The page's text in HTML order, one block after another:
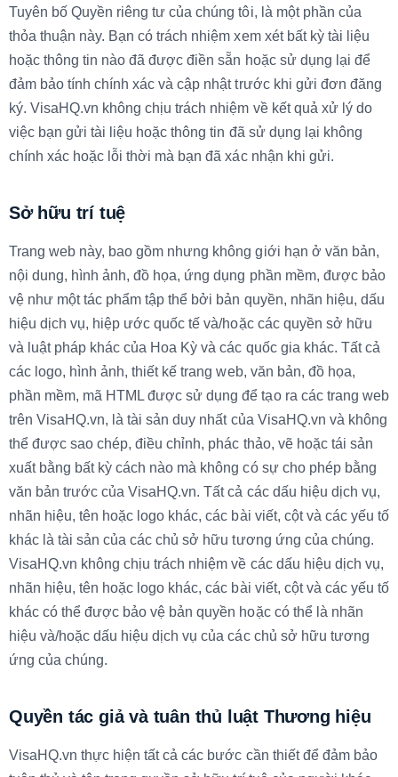
Tuyên bố Quyền riêng tư của chúng tôi, là một phần của
thỏa thuận này. Bạn có trách nhiệm xem xét bất kỳ tài liệu
hoặc thông tin nào đã được điền sẵn hoặc sử dụng lại để
đảm bảo tính chính xác và cập nhật trước khi gửi đơn đăng
ký. VisaHQ.vn không chịu trách nhiệm về kết quả xử lý do
việc bạn gửi tài liệu hoặc thông tin đã sử dụng lại không
chính xác hoặc lỗi thời mà bạn đã xác nhận khi gửi.
Sở hữu trí tuệ
Trang web này, bao gồm nhưng không giới hạn ở văn bản,
nội dung, hình ảnh, đồ họa, ứng dụng phần mềm, được bảo
vệ như một tác phẩm tập thể bởi bản quyền, nhãn hiệu, dấu
hiệu dịch vụ, hiệp ước quốc tế và/hoặc các quyền sở hữu
và luật pháp khác của Hoa Kỳ và các quốc gia khác. Tất cả
các logo, hình ảnh, thiết kế trang web, văn bản, đồ họa,
phần mềm, mã HTML được sử dụng để tạo ra các trang web
trên VisaHQ.vn, là tài sản duy nhất của VisaHQ.vn và không
thể được sao chép, điều chỉnh, phác thảo, vẽ hoặc tái sản
xuất bằng bất kỳ cách nào mà không có sự cho phép bằng
văn bản trước của VisaHQ.vn. Tất cả các dấu hiệu dịch vụ,
nhãn hiệu, tên hoặc logo khác, các bài viết, cột và các yếu tố
khác là tài sản của các chủ sở hữu tương ứng của chúng.
VisaHQ.vn không chịu trách nhiệm về các dấu hiệu dịch vụ,
nhãn hiệu, tên hoặc logo khác, các bài viết, cột và các yếu tố
khác có thể được bảo vệ bản quyền hoặc có thể là nhãn
hiệu và/hoặc dấu hiệu dịch vụ của các chủ sở hữu tương
ứng của chúng.
Quyền tác giả và tuân thủ luật Thương hiệu
VisaHQ.vn thực hiện tất cả các bước cần thiết để đảm bảo